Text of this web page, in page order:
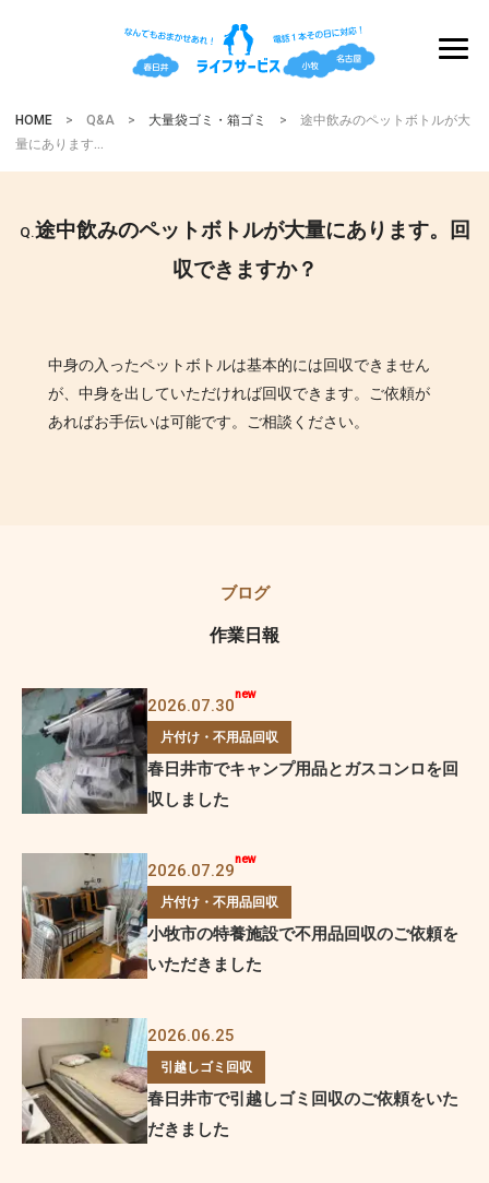
HOME > Q&A > 大量袋ゴミ・箱ゴミ
> 途中飲みのペットボトルが大
量にあります…
Q.途中飲みのペットボトルが大量にあります。回
収できますか？
中身の入ったペットボトルは基本的には回収できません
が、中身を出していただければ回収できます。ご依頼が
あればお手伝いは可能です。ご相談ください。
作業日報
2026.07.30
片付け・不用品回収
春日井市でキャンプ用品とガスコンロを回
収しました
2026.07.29
片付け・不用品回収
小牧市の特養施設で不用品回収のご依頼を
いただきました
2026.06.25
引越しゴミ回収
春日井市で引越しゴミ回収のご依頼をいた
だきました